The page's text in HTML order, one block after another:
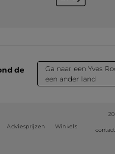
de
Ga naar een Yves
een ander land
Adviesprijzen Winkels